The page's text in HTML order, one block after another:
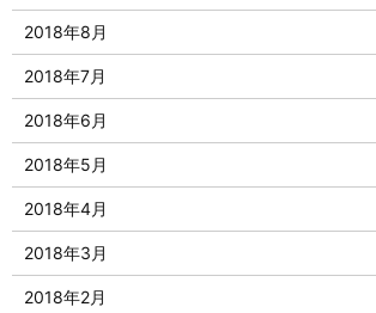
2018年8月
2018年7月
2018年6月
2018年5月
2018年4月
2018年3月
2018年2月